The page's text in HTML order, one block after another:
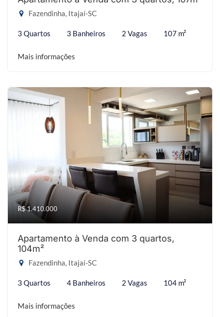
Fazendinha, Itajaí-SC
3 Quartos 3 Banheiros 2 Vagas 107 m²
Mais informações
R$ 1.410.000
Apartamento à Venda com 3 quartos,
104m²
Fazendinha, Itajaí-SC
3 Quartos 4 Banheiros 2 Vagas 104 m²
Mais informações